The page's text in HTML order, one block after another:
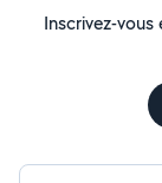
Inscrivez-